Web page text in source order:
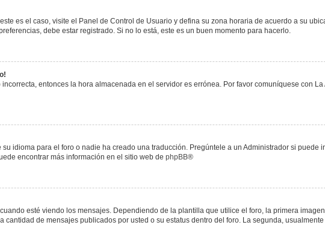
es el caso, visite el Panel de Control de Usuario y defina su zona horaria de acuerdo a su
debe estar registrado. Si no lo está, este es un buen momento para hacerlo.
entonces la hora almacenada en el servidor es errónea. Por favor comuníquese con La
idioma para el foro o nadie ha creado una traducción. Pregúntele a un Administrador si puede
encontrar más información en el sitio web de phpBB®
esté viendo los mensajes. Dependiendo de la plantilla que utilice el foro, la primera
de mensajes publicados por usted o su estatus dentro del foro. La segunda,